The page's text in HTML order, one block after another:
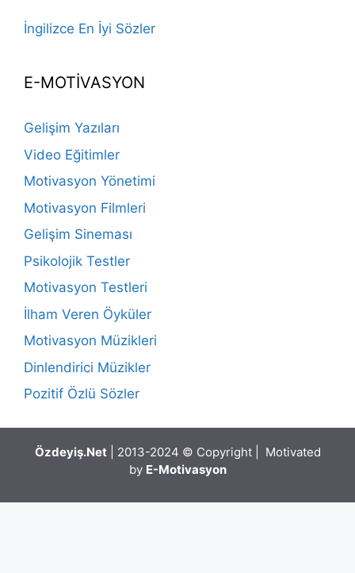
İngilizce En İyi Sözler
E-MOTİVASYON
Gelişim Yazıları
Video Eğitimler
Motivasyon Yönetimi
Motivasyon Filmleri
Gelişim Sineması
Psikolojik Testler
Motivasyon Testleri
İlham Veren Öyküler
Motivasyon Müzikleri
Dinlendirici Müzikler
Pozitif Özlü Sözler
Özdeyiş.Net| 2013-2024 © Copyright | Motivated
by E-Motivasyon